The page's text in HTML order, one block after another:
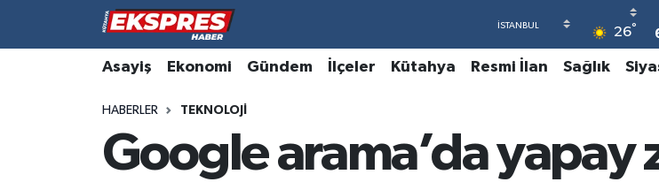
26°
Asayiş Ekonomi Gündem İlçeler Kütahya Resmi İlan Sağlık
HABERLER TEKNOLOJI
Google arama’da yapay
Altıntaş
Aslanapa
Hava Durumu
Trafik Durumu
Süper Lig Puan Durumu ve Fikstür